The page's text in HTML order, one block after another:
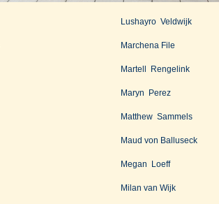
Lushayro Veldwijk
Marchena File
Martell Rengelink
Maryn Perez
Matthew Sammels
Maud von Balluseck
Megan Loeff
Milan van Wijk